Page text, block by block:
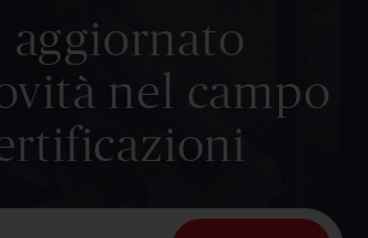
aggiornato
nel campo